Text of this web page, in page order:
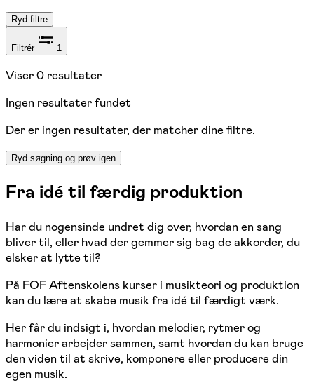
Ryd filtre
Filtrér 1
Viser0 resultater
Ingen resultater fundet
Der er ingen resultater, der matcher dine filtre.
Ryd søgning og prøv igen
Fra idé til færdig produktion
Har du nogensinde undret dig over, hvordan en sang
bliver til, eller hvad der gemmer sig bag de akkorder, du
elsker at lytte til?
På FOF Aftenskolens kurser i musikteori og produktion
kan du lære at skabe musik fra idé til færdigt værk.
Her får du indsigt i, hvordan melodier, rytmer og
harmonier arbejder sammen, samt hvordan du kan bruge
den viden til at skrive, komponere eller producere din
egen musik.